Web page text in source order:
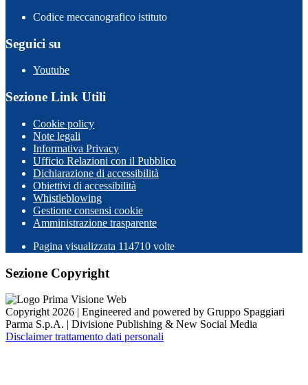
Codice meccanografico istituto
Seguici su
Youtube
Sezione Link Utili
Cookie policy
Note legali
Informativa Privacy
Ufficio Relazioni con il Pubblico
Dichiarazione di accessibilità
Obiettivi di accessibilità
Whistleblowing
Gestione consensi cookie
Amministrazione trasparente
Pagina visualizzata 114710 volte
Sezione Copyright
Copyright 2026 | Engineered and powered by Gruppo Spaggiari
Parma S.p.A. | Divisione Publishing & New Social Media
Disclaimer trattamento dati personali